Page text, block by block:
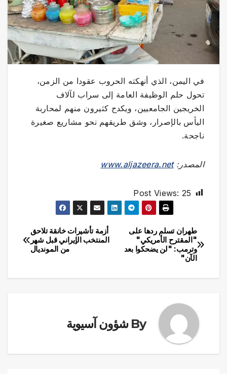
في اليمن، الذي أنهكته الحروب عقودا من الزمن،
تحول حلم الوظيفة العامة إلى سراب لآلاف
الخريجين الجامعيين، ويكدح كثيرون منهم لمحاربة
اليأس بالإصرار، وشق طريقهم نحو مشاريع صغيرة
ناجحة.
المصدر:www.aljazeera.net
Post Views: 25
تصفّح
المقالات
أزمة تأشيرات خانقة تلاحق
المنتخب الإيراني قبل شهر
من المونديال
طهران تسلم ردها على
"المقترح الأمريكي"
وترمب: "لن يضحكوا بعد
الآن"
By شؤون آسيوية